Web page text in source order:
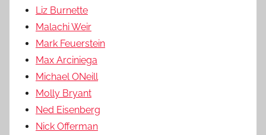
Liz Burnette
Malachi Weir
Mark Feuerstein
Max Arciniega
Michael ONeill
Molly Bryant
Ned Eisenberg
Nick Offerman